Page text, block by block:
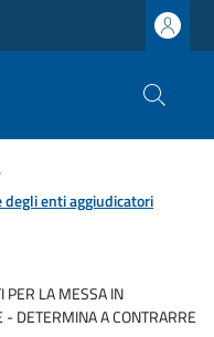
enti aggiudicatori
PER LA MESSA IN
DETERMINA A CONTRARRE